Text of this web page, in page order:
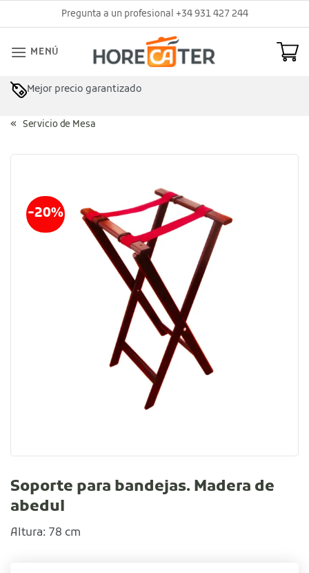
al
Pregunta a un profesional +34 931 427 244
MENÚ
Mejor precio garantizado
Asesoramiento profesional
Servicio de Mesa
-20%
Soporte para bandejas. Madera de
abedul
Altura: 78 cm